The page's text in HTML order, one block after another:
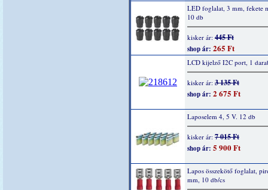
LED foglalat, 3 mm, fekete
10 db
kisker ár: 445 Ft
shop ár: 265 Ft
LCD kijelző I2C port, 1
kisker ár: 3 135 Ft
shop ár: 2 675 Ft
Laposelem 4, 5 V. 12 db
kisker ár: 7 015 Ft
shop ár: 5 900 Ft
Lapos összekötő foglalat,
mm, 10 db/cs